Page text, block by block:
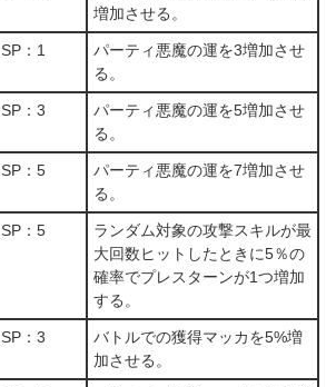
増加させる。
SP：1
パーティ悪魔の運を3増加させ
る。
SP：3
パーティ悪魔の運を5増加させ
る。
SP：5
パーティ悪魔の運を7増加させ
る。
SP：5
ランダム対象の攻撃スキルが最
大回数ヒットしたときに5％の
確率でプレスターンが1つ増加
する。
SP：3
バトルでの獲得マッカを5%増
加させる。